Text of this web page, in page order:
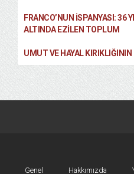
FRANCO’NUN İSPANYASI: 36
ALTINDA EZILEN TOPLUM
UMUT VE HAYAL
Genel Hakkımızda